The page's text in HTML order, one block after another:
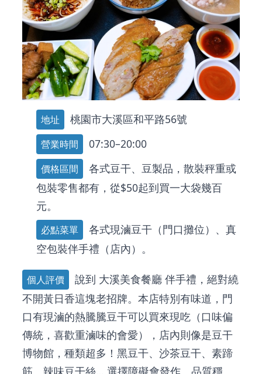
地址 桃園市大溪區和平路56號
營業時間 07:30–20:00
價格區間
各式豆干、豆製品，散裝秤重或
包裝零售都有，從$50起到買一大袋幾百
元。
必點菜單
各式現滷豆干（門口攤位）、真
空包裝伴手禮（店內）。
個人評價 說到 大溪美食餐廳 伴手禮，絕對繞
不開黃日香這塊老招牌。本店特別有味道，門
口有現滷的熱騰騰豆干可以買來現吃（口味偏
傳統，喜歡重滷味的會愛），店內則像是豆干
博物館，種類超多！黑豆干、沙茶豆干、素蹄
筋、辣味豆干絲… 選擇障礙會發作。品質穩